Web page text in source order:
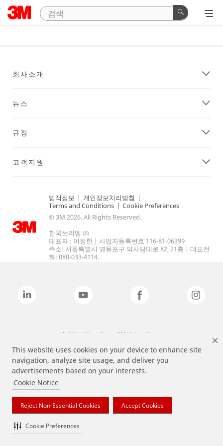
This website uses cookies on your device to enhance site
navigation, analyze site usage, and deliver you
advertisements based on your interests.
Cookie Notice
Reject Non-Essential Cookies Accept Cookies
Cookie Preferences
회사소개
뉴스
규정
고객지원
법적정보 | 개인정보처리방침 |
Terms and Conditions | Cookie Preferences
© 3M 2026. All Rights Reserved.
한국쓰리엠 ㈜
대표자 : 이정한 | 사업자등록번호 116-81-06399
주소: 서울특별시 영등포구 의사당대로 82, 21층 | 대표전
화: 080-033-4114.
상기 열거된 브랜드는 3M의 상표입니다.